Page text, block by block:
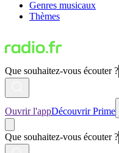
Genres musicaux
Thèmes
Que souhaitez-vous écouter ?
Ouvrir l'appDécouvrir Prime
Que souhaitez-vous écouter ?